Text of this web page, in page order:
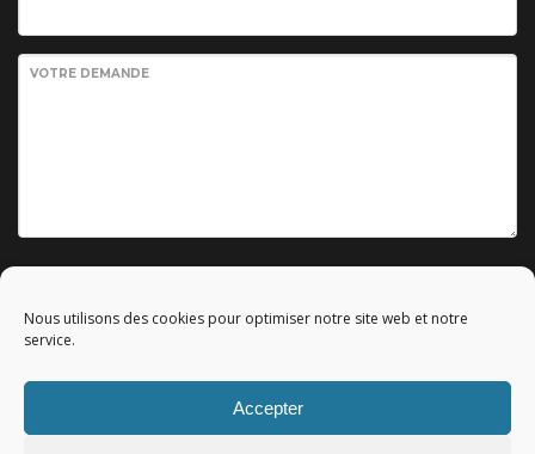
Nous utilisons des cookies pour optimiser notre site web et notre
service.
Accepter
VOTRE DEMANDE